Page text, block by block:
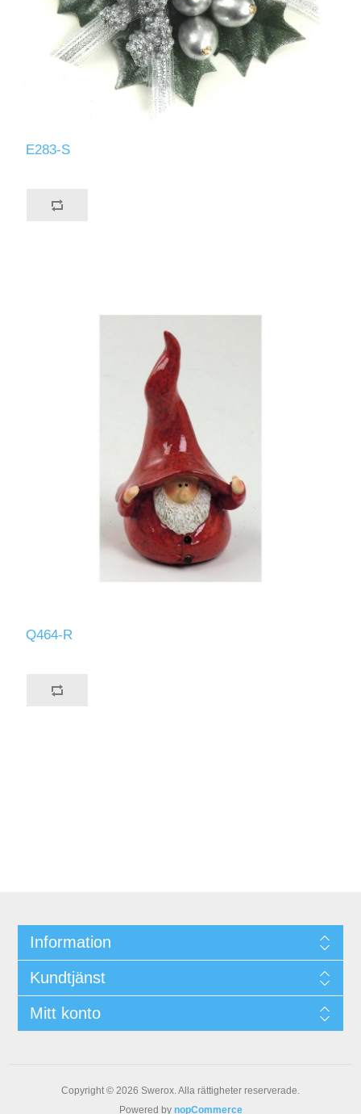
E283-S
Q464-R
Information
Kundtjänst
Mitt konto
Copyright © 2026 Swerox. Alla rättigheter reserverade.
Powered by nopCommerce